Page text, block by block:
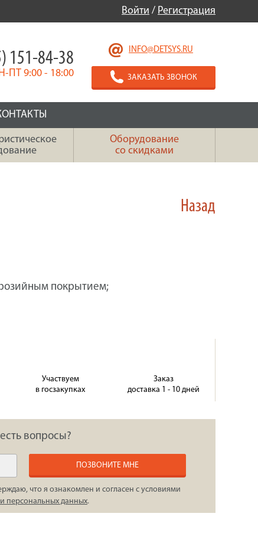
Войти / Регистрация
INFO@DETSYS.RU
ЗАКАЗАТЬ ЗВОНОК
151-84-38
ПТ 9:00 - 18:00
Оборудование
со скидками
Назад
покрытием;
Участвуем
в госзакупках
Заказ
доставка 1 - 10 дней
вопросы?
ПОЗВОНИТЕ МНЕ
что я ознакомлен и согласен с условиями
персональных данных.